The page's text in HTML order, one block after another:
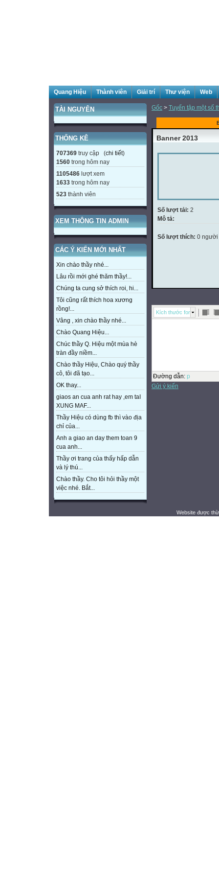
Quang Hiệu Thành viên Giải trí Thư viện Web
TÀI NGUYÊN
THỐNG KÊ
707369 truy cập (chi tiết)
1560 trong hôm nay
1105486 lượt xem
1633 trong hôm nay
523 thành viên
XEM THÔNG TIN ADMIN
CÁC Ý KIẾN MỚI NHẤT
Xin chào thầy nhé...
Lâu rồi mới ghé thăm thầy!...
Chúng ta cung sở thích roi, hi...
Tôi cũng rất thích hoa xương
rồng!...
Vâng , xin chào thầy nhé...
Chào Quang Hiệu...
Chúc thầy Q. Hiệu một mùa hè
tràn đầy niềm...
Chào thầy Hiệu, Chào quý thầy
cô, tôi đã tạo...
OK thay...
giaos an cua anh rat hay ,em taI
XUNG MAF...
Thầy Hiệu có dùng fb thì vào địa
chỉ của...
Anh a giao an day them toan 9
cua anh...
Thầy ơi trang của thấy hấp dẫn
và lý thú...
Chào thầy. Cho tôi hỏi thầy một
việc nhé. Bắt...
Gốc > Tuyển tập một số
Banner 2013
Số lượt tải: 2
Mô tả:
Số lượt thích: 0 người
Kích thước font
Đường dẫn: p
Gửi ý kiến
Website được